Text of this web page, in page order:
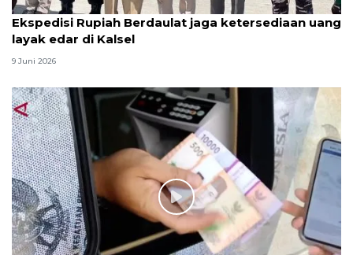
Ekspedisi Rupiah Berdaulat jaga ketersediaan uang
layak edar di Kalsel
9 Juni 2026